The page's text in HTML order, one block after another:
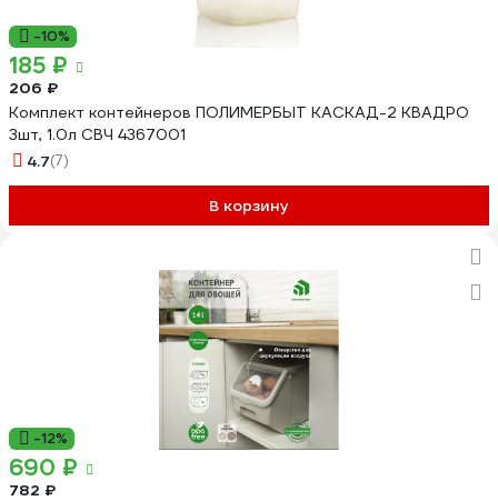
-10%
185 ₽
206 ₽
Комплект контейнеров ПОЛИМЕРБЫТ КАСКАД-2 КВАДРО
3шт, 1.0л СВЧ 4367001
4.7(7)
В корзину
-12%
690 ₽
782 ₽